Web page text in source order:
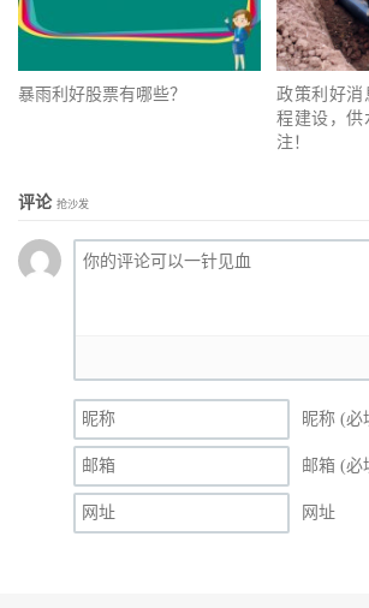
暴雨利好股票有哪些？
政策利好消
程建设，供
注！
评论 抢沙发
昵称 (必
邮箱 (必
网址